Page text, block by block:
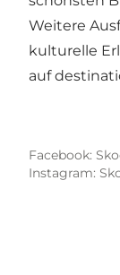
Weitere
kulturelle
auf
Facebook:
Instagram: